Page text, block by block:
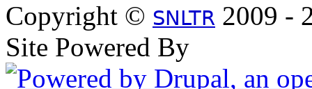
Copyright © SNLTR 2009 -
Site Powered By